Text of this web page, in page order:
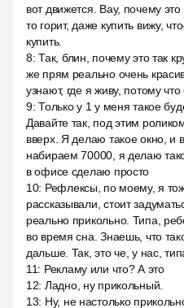
вот движется. Вау, почему это
то горит, даже купить вижу,
купить.
8:Так, блин, почему это так
же прям реально очень
узнают, где я живу, потому что
9:Только у 1 у меня такое
Давайте так, под этим
вверх. Я делаю такое окно, и
набираем 70000, я делаю
в офисе сделаю просто
10: Рефлексы, по моему, я
рассказывали, стоит
реально прикольно. Типа,
во время сна. Знаешь, что
дальше. Так, это че, у нас,
11: Рекламу или что? А это
12: Ладно, ну прикольный.
13: Ну, не настолько